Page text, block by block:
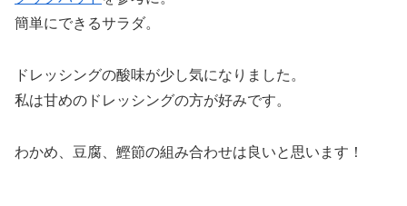
簡単にできるサラダ。
ドレッシングの酸味が少し気になりました。
私は甘めのドレッシングの方が好みです。
わかめ、豆腐、鰹節の組み合わせは良いと思います！